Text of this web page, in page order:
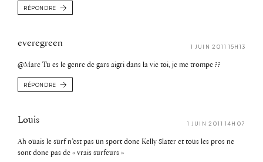
RÉPONDRE
everegreen 1 JUIN 2011 15H13
@Marc Tu es le genre de gars aigri dans la vie toi, je me trompe ??
RÉPONDRE
Louis 1 JUIN 2011 14H07
Ah ouais le surf n’est pas un sport donc Kelly Slater et tous les pros ne
sont donc pas de « vrais surfeurs »